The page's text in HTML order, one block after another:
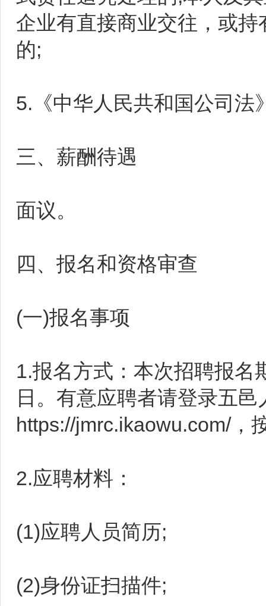
企业有直接商业交往，或
的;
5.《中华人民共和国公司法
三、薪酬待遇
面议。
四、报名和资格审查
(一)报名事项
1.报名方式：本次招聘报名
日。有意应聘者请登录五
https://jmrc.ikaowu.com/，
2.应聘材料：
(1)应聘人员简历;
(2)身份证扫描件;